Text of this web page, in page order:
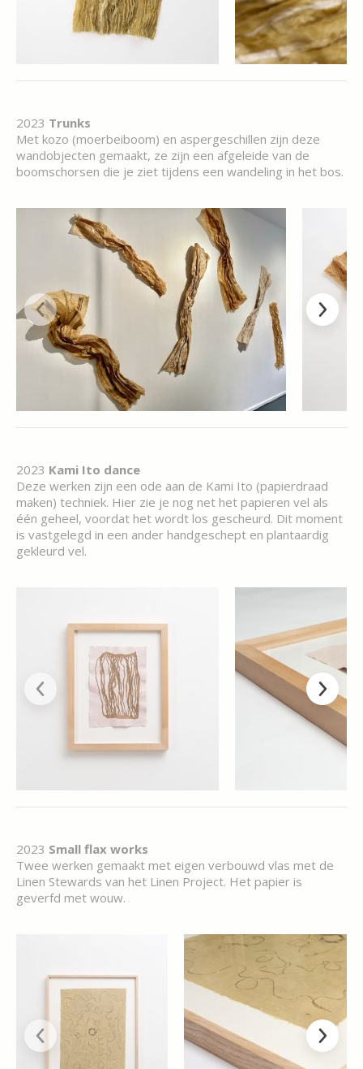
2023 Trunks
Met kozo (moerbeiboom) en aspergeschillen zijn deze
wandobjecten gemaakt, ze zijn een afgeleide van de
boomschorsen die je ziet tijdens een wandeling in het bos.
2023 Kami Ito dance
Deze werken zijn een ode aan de Kami Ito (papierdraad
maken) techniek. Hier zie je nog net het papieren vel als
één geheel, voordat het wordt los gescheurd. Dit moment
is vastgelegd in een ander handgeschept en plantaardig
gekleurd vel.
2023 Small flax works
Twee werken gemaakt met eigen verbouwd vlas met de
Linen Stewards van het Linen Project. Het papier is
geverfd met wouw.